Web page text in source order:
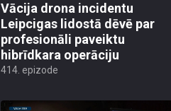
Vācija drona incidentu
Leipcigas lidostā dēvē par
profesionāli paveiktu
hibrīdkara operāciju
414. epizode